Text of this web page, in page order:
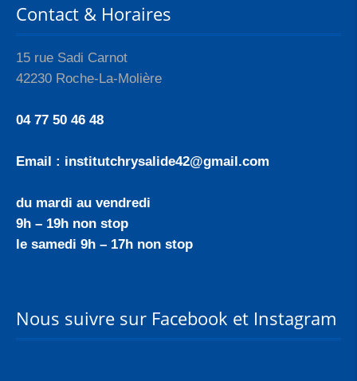
Contact & Horaires
15 rue Sadi Carnot
42230 Roche-La-Molière
04 77 50 46 48
Email : institutchrysalide42@gmail.com
du mardi au vendredi
9h – 19h non stop
le samedi 9h – 17h non stop
Nous suivre sur Facebook et Instagram